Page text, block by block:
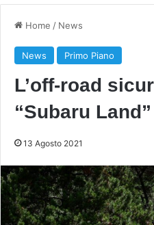
Home / News
News Primo Piano
L’off-road
“Subaru Land”
13 Agosto 2021